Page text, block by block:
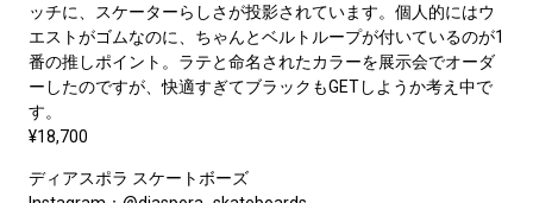
ッチに、スケーターらしさが投影されています。個人的にはウ
エストがゴムなのに、ちゃんとベルトループが付いているのが1
番の推しポイント。ラテと命名されたカラーを展示会でオーダ
ーしたのですが、快適すぎてブラックもGETしようか考え中で
す。
¥18,700
ディアスポラ スケートボーズ